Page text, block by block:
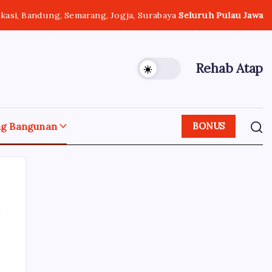
Bandung, Semarang, Jogja, SurabayaSeluruh Pulau Jawa
Rehab Atap
Bangunan BONUS